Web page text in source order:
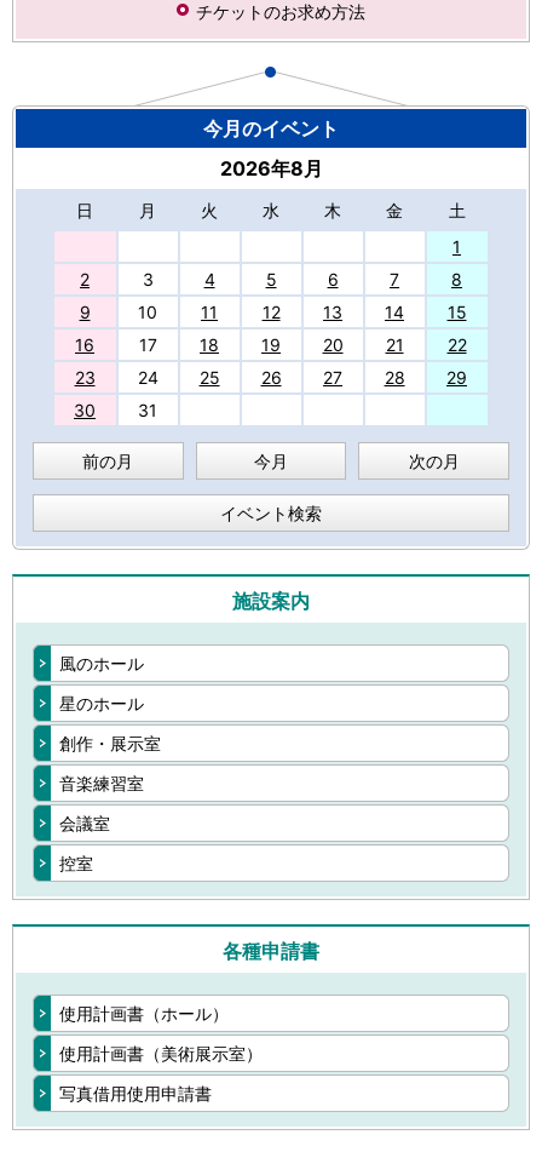
チケットのお求め方法
今月のイベント
2026年8月
日 月 火 水 木 金
土
1
2
3 4 5 6 7
8
9
10 11 12 13 14
15
16
17 18 19 20 21
22
23
24 25 26 27 28
29
30
31
前の月 今月 次の月
イベント検索
施設案内
風のホール
星のホール
創作・展示室
音楽練習室
会議室
控室
各種申請書
使用計画書（ホール）
使用計画書（美術展示室）
写真借用使用申請書